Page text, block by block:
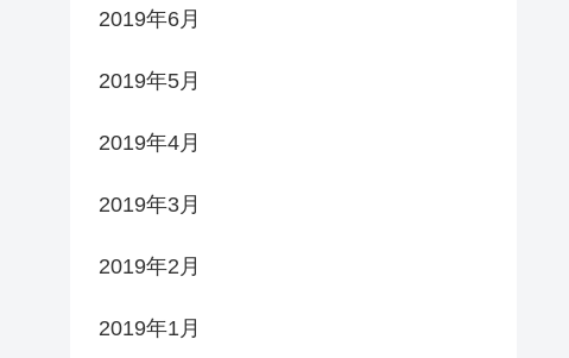
2019年6月
2019年5月
2019年4月
2019年3月
2019年2月
2019年1月